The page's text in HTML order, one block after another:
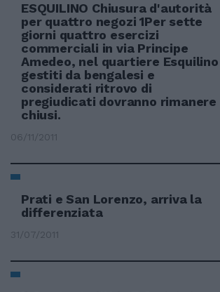
ESQUILINO Chiusura d'autorità
per quattro negozi 1Per sette
giorni quattro esercizi
commerciali in via Principe
Amedeo, nel quartiere Esquilino
gestiti da bengalesi e
considerati ritrovo di
pregiudicati dovranno rimanere
chiusi.
06/11/2011
Prati e San Lorenzo, arriva la
differenziata
31/07/2011